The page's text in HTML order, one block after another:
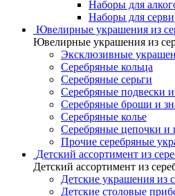
Наборы для
Наборы для
Ювелирные украшения из
Ювелирные украшения из
Эксклюзивные
Серебряные кольца
Серебряные серьги
Серебряные подвески
Серебряные броши и
Серебряные колье
Серебряные цепочки
Прочие серебряные
Детский ассортимент из
Детский ассортимент из
Детские украшения из
Детские столовые